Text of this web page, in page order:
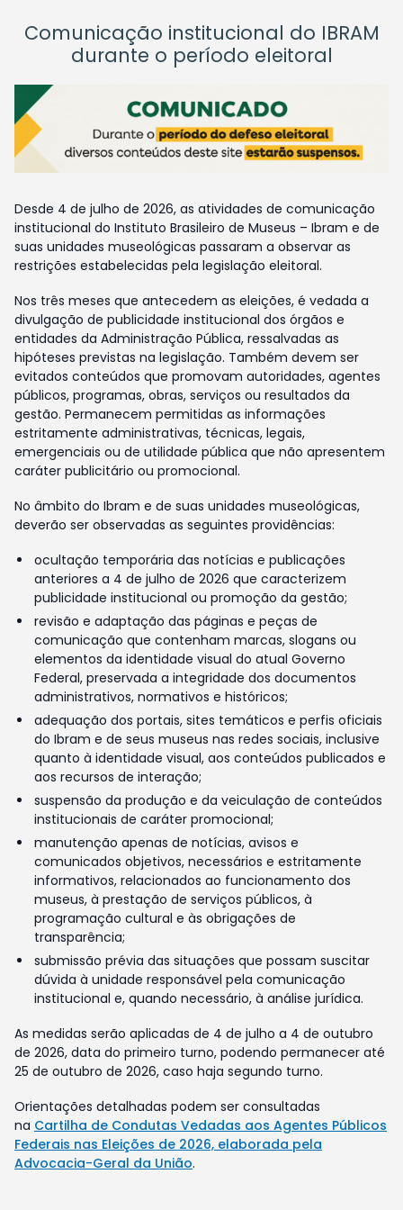
Comunicação institucional do IBRAM
durante o período eleitoral
Desde 4 de julho de 2026, as atividades de comunicação
institucional do Instituto Brasileiro de Museus – Ibram e de
suas unidades museológicas passaram a observar as
restrições estabelecidas pela legislação eleitoral.
Nos três meses que antecedem as eleições, é vedada a
divulgação de publicidade institucional dos órgãos e
entidades da Administração Pública, ressalvadas as
hipóteses previstas na legislação. Também devem ser
evitados conteúdos que promovam autoridades, agentes
públicos, programas, obras, serviços ou resultados da
gestão. Permanecem permitidas as informações
estritamente administrativas, técnicas, legais,
emergenciais ou de utilidade pública que não apresentem
caráter publicitário ou promocional.
No âmbito do Ibram e de suas unidades museológicas,
deverão ser observadas as seguintes providências:
ocultação temporária das notícias e publicações
anteriores a 4 de julho de 2026 que caracterizem
publicidade institucional ou promoção da gestão;
revisão e adaptação das páginas e peças de
comunicação que contenham marcas, slogans ou
elementos da identidade visual do atual Governo
Federal, preservada a integridade dos documentos
administrativos, normativos e históricos;
adequação dos portais, sites temáticos e perfis oficiais
do Ibram e de seus museus nas redes sociais, inclusive
quanto à identidade visual, aos conteúdos publicados e
aos recursos de interação;
suspensão da produção e da veiculação de conteúdos
institucionais de caráter promocional;
manutenção apenas de notícias, avisos e
comunicados objetivos, necessários e estritamente
informativos, relacionados ao funcionamento dos
museus, à prestação de serviços públicos, à
programação cultural e às obrigações de
transparência;
submissão prévia das situações que possam suscitar
dúvida à unidade responsável pela comunicação
institucional e, quando necessário, à análise jurídica.
As medidas serão aplicadas de 4 de julho a 4 de outubro
de 2026, data do primeiro turno, podendo permanecer até
25 de outubro de 2026, caso haja segundo turno.
Orientações detalhadas podem ser consultadas
na Cartilha de Condutas Vedadas aos Agentes Públicos
Federais nas Eleições de 2026, elaborada pela
Advocacia-Geral da União.